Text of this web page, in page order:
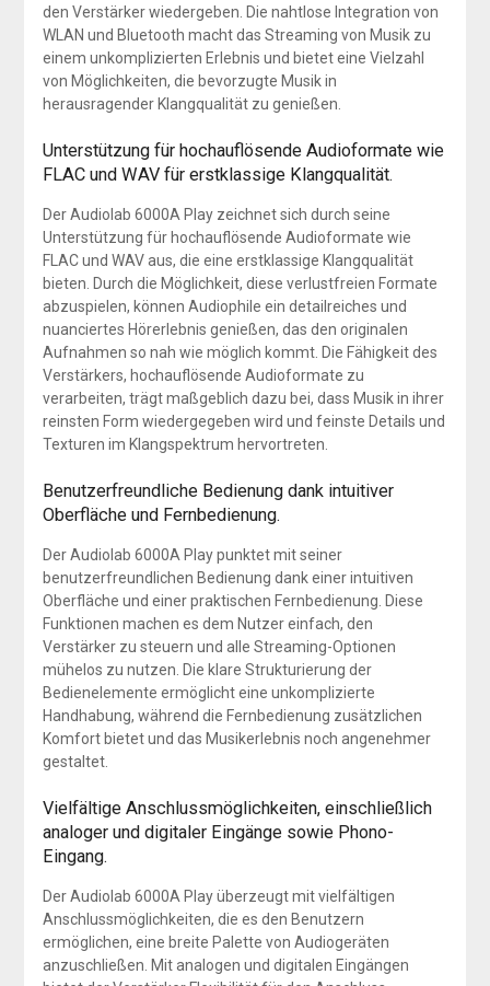
den Verstärker wiedergeben. Die nahtlose Integration von
WLAN und Bluetooth macht das Streaming von Musik zu
einem unkomplizierten Erlebnis und bietet eine Vielzahl
von Möglichkeiten, die bevorzugte Musik in
herausragender Klangqualität zu genießen.
Unterstützung für hochauflösende Audioformate wie
FLAC und WAV für erstklassige Klangqualität.
Der Audiolab 6000A Play zeichnet sich durch seine
Unterstützung für hochauflösende Audioformate wie
FLAC und WAV aus, die eine erstklassige Klangqualität
bieten. Durch die Möglichkeit, diese verlustfreien Formate
abzuspielen, können Audiophile ein detailreiches und
nuanciertes Hörerlebnis genießen, das den originalen
Aufnahmen so nah wie möglich kommt. Die Fähigkeit des
Verstärkers, hochauflösende Audioformate zu
verarbeiten, trägt maßgeblich dazu bei, dass Musik in ihrer
reinsten Form wiedergegeben wird und feinste Details und
Texturen im Klangspektrum hervortreten.
Benutzerfreundliche Bedienung dank intuitiver
Oberfläche und Fernbedienung.
Der Audiolab 6000A Play punktet mit seiner
benutzerfreundlichen Bedienung dank einer intuitiven
Oberfläche und einer praktischen Fernbedienung. Diese
Funktionen machen es dem Nutzer einfach, den
Verstärker zu steuern und alle Streaming-Optionen
mühelos zu nutzen. Die klare Strukturierung der
Bedienelemente ermöglicht eine unkomplizierte
Handhabung, während die Fernbedienung zusätzlichen
Komfort bietet und das Musikerlebnis noch angenehmer
gestaltet.
Vielfältige Anschlussmöglichkeiten, einschließlich
analoger und digitaler Eingänge sowie Phono-
Eingang.
Der Audiolab 6000A Play überzeugt mit vielfältigen
Anschlussmöglichkeiten, die es den Benutzern
ermöglichen, eine breite Palette von Audiogeräten
anzuschließen. Mit analogen und digitalen Eingängen